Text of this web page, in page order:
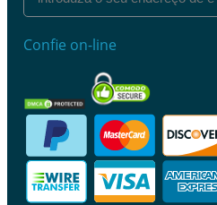
Confie on-line